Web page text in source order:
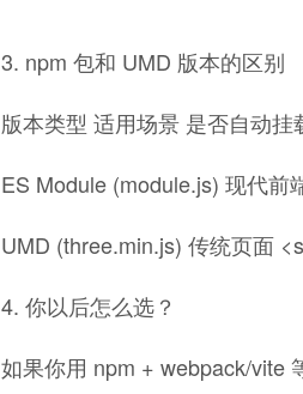
3. npm 包和 UMD 版本的区别
版本类型 适用场景 是否自动挂
ES Module (module.js) 现代
UMD (three.min.js) 传统页面
4. 你以后怎么选？
如果你用 npm + webpack/vite